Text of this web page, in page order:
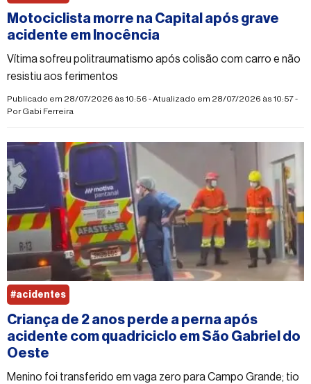
Motociclista morre na Capital após grave
acidente em Inocência
Vítima sofreu politraumatismo após colisão com carro e não
resistiu aos ferimentos
Publicado em 28/07/2026 às 10:56 - Atualizado em 28/07/2026 às 10:57 -
PorGabi Ferreira
Criança de 2 anos perde a perna após
acidente com quadriciclo em São Gabriel do
Oeste
Menino foi transferido em vaga zero para Campo Grande; tio
#acidentes